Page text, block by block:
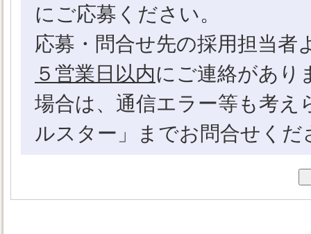
「ナースキャスト」とは、株
インターネットサイト・モバ
サイトおよび、それに関連す
「ナースキャスト」をご利用
入力した情報の内容について
にご応募ください。
応募・問合せ先の採用担当
５営業日以内にご連絡があり
場合は、通信エラー等も考
ルスター」までお問合せくだ